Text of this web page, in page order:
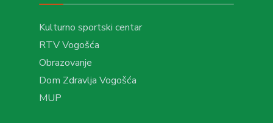
Kulturno sportski centar
RTV Vogošća
Obrazovanje
Dom Zdravlja Vogošća
MUP